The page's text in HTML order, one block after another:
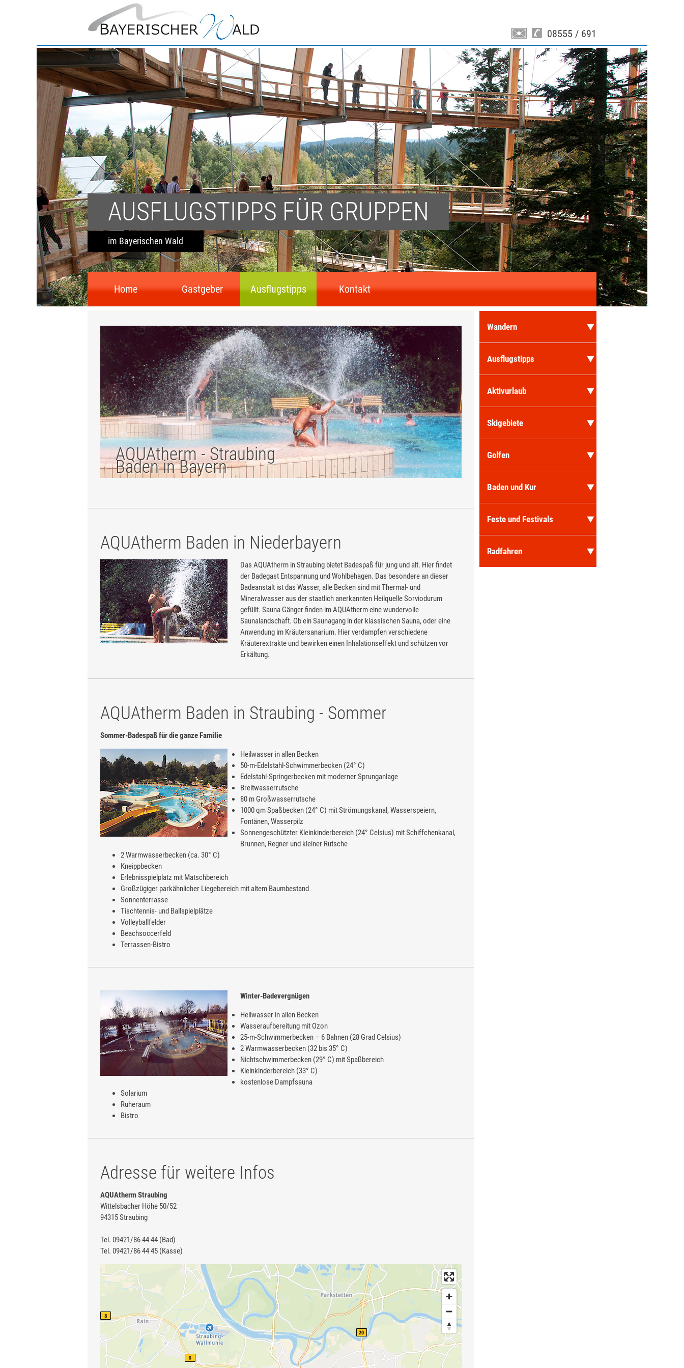
08555 / 691
AUSFLUGSTIPPS FÜR GRUPPEN
im Bayerischen Wald
Home Gastgeber Ausflugstipps Kontakt
AQUAtherm - Straubing
Baden in Bayern
AQUAtherm Baden in Niederbayern
Das AQUAtherm in Straubing bietet Badespaß für jung und alt. Hier findet
der Badegast Entspannung und Wohlbehagen. Das besondere an dieser
Badeanstalt ist das Wasser, alle Becken sind mit Thermal- und
Mineralwasser aus der staatlich anerkannten Heilquelle Sorviodurum
gefüllt. Sauna Gänger finden im AQUAtherm eine wundervolle
Saunalandschaft. Ob ein Saunagang in der klassischen Sauna, oder eine
Anwendung im Kräutersanarium. Hier verdampfen verschiedene
Kräuterextrakte und bewirken einen Inhalationseffekt und schützen vor
Erkältung.
AQUAtherm Baden in Straubing - Sommer
Sommer-Badespaß für die ganze Familie
Heilwasser in allen Becken
50-m-Edelstahl-Schwimmerbecken (24° C)
Edelstahl-Springerbecken mit moderner Sprunganlage
Breitwasserrutsche
80 m Großwasserrutsche
1000 qm Spaßbecken (24° C) mit Strömungskanal, Wasserspeiern,
Fontänen, Wasserpilz
Sonnengeschützter Kleinkinderbereich (24° Celsius) mit Schiffchenkanal,
Brunnen, Regner und kleiner Rutsche
2 Warmwasserbecken (ca. 30° C)
Kneippbecken
Erlebnisspielplatz mit Matschbereich
Großzügiger parkähnlicher Liegebereich mit altem Baumbestand
Sonnenterrasse
Tischtennis- und Ballspielplätze
Volleyballfelder
Beachsoccerfeld
Terrassen-Bistro
Winter-Badevergnügen
Heilwasser in allen Becken
Wasseraufbereitung mit Ozon
25-m-Schwimmerbecken – 6 Bahnen (28 Grad Celsius)
2 Warmwasserbecken (32 bis 35° C)
Nichtschwimmerbecken (29° C) mit Spaßbereich
Kleinkinderbereich (33° C)
kostenlose Dampfsauna
Solarium
Ruheraum
Bistro
Adresse für weitere Infos
AQUAtherm Straubing
Wittelsbacher Höhe 50/52
94315 Straubing
Tel. 09421/86 44 44 (Bad)
Tel. 09421/86 44 45 (Kasse)
Wandern
Ausflugstipps
Aktivurlaub
Skigebiete
Golfen
Baden und Kur
Feste und Festivals
Radfahren